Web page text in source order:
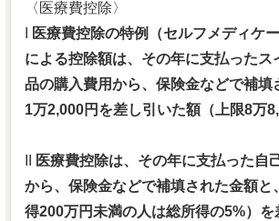
〈医療費控除〉
医療費控除の特例（セルフメディケ
による控除額は、その年に支払ったス
品の購入費用から、保険金などで補填
1万2,000円を差し引いた額（上限8万
医療費控除は、その年に支払った自
から、保険金などで補填された金額と
得200万円未満の人は総所得の5%）を